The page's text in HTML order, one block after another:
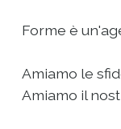
Forme è
Amiamo le
Amiamo il